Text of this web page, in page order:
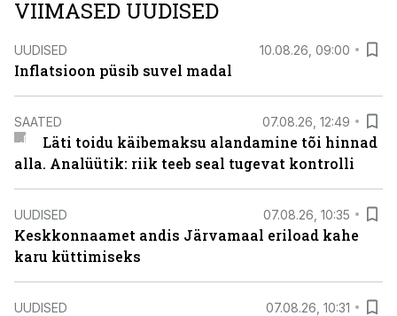
VIIMASED UUDISED
UUDISED 10.08.26, 09:00
Inflatsioon püsib suvel madal
SAATED 07.08.26, 12:49
Läti toidu käibemaksu alandamine tõi hinnad
alla. Analüütik: riik teeb seal tugevat kontrolli
UUDISED 07.08.26, 10:35
Keskkonnaamet andis Järvamaal eriload kahe
karu küttimiseks
UUDISED 07.08.26, 10:31